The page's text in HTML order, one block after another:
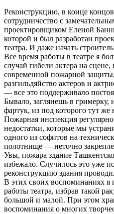
Реконструкцию, в конце
сотрудничество с
проектировщиком Еленой
которой и был разработан
театра. И даже начать
Все время работы в театре я
случай гибели актера на сцене,
современной пожарной
разгильдяйство актеров и
— все это поддерживало
Бывало, заглянешь в гримерку,
фартук, из под которого тут же
Пожарная инспекция
недостатки, которые мы
одного из софитов на
полотнище — неточно
Увы, пожара здание
избежало. Случилось это уже
реконструкцию здания
В этих своих воспоминаниях я
работы театра, избрав такой
большой и малой. При этом
воспоминания о многих